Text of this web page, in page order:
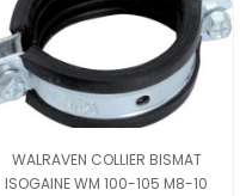
WALRAVEN COLLIER BISMAT
ISOGAINE WM 100-105 M8-10